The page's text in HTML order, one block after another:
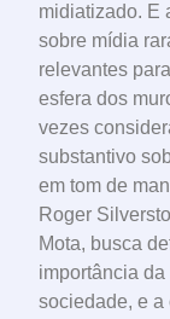
midiatizado. E
sobre mídia
relevantes
esfera dos
vezes
substantivo
em tom de
Roger
Mota, busca
importância
sociedade, e a